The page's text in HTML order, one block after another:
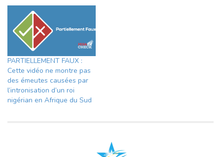
PARTIELLEMENT FAUX :
Cette vidéo ne montre pas
des émeutes causées par
l’intronisation d’un roi
nigérian en Afrique du Sud